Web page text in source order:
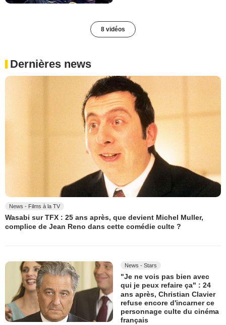
8 vidéos
Dernières news
News - Films à la TV
Wasabi sur TFX : 25 ans après, que devient Michel Muller,
complice de Jean Reno dans cette comédie culte ?
News - Stars
"Je ne vois pas bien avec
qui je peux refaire ça" : 24
ans après, Christian Clavier
refuse encore d'incarner ce
personnage culte du cinéma
français